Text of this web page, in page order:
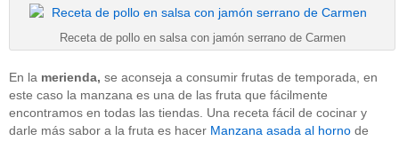
Receta de pollo en salsa con jamón serrano de Carmen
En la merienda, se aconseja a consumir frutas de temporada, en
este caso la manzana es una de las fruta que fácilmente
encontramos en todas las tiendas. Una receta fácil de cocinar y
darle más sabor a la fruta es hacer Manzana asada al horno de